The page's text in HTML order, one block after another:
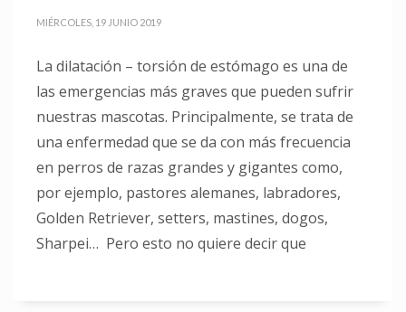
MIÉRCOLES, 19 JUNIO 2019
La dilatación – torsión de estómago es una de
las emergencias más graves que pueden sufrir
nuestras mascotas. Principalmente, se trata de
una enfermedad que se da con más frecuencia
en perros de razas grandes y gigantes como,
por ejemplo, pastores alemanes, labradores,
Golden Retriever, setters, mastines, dogos,
Sharpei… Pero esto no quiere decir que